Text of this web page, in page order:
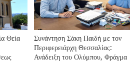
Θεία
Συνάντηση Σάκη Παιδή με τον
Περιφερειάρχη Θεσσαλίας:
Ανάδειξη του Ολύμπου, Φράγμα